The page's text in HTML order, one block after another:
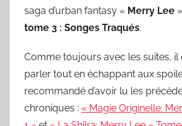
saga d’urban fantasy « Merry Lee
tome 3 : Songes Traqués.
Comme toujours avec les suites, il
parler tout en échappant aux
recommandé d’avoir lu les
chroniques : « Magie Originelle: